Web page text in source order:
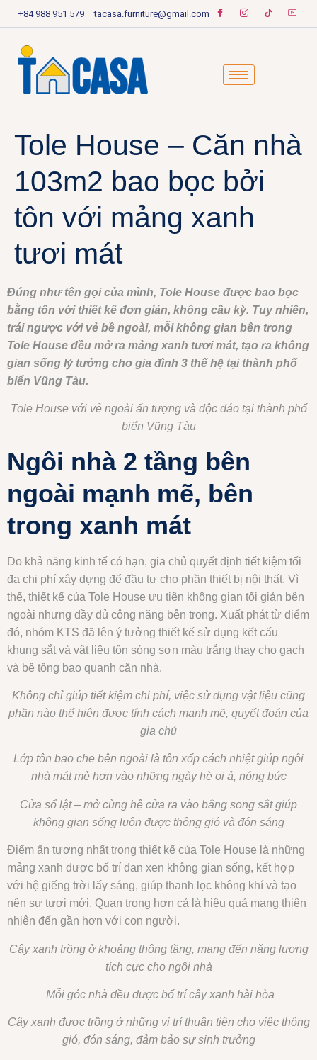
+84 988 951 579 tacasa.furniture@gmail.com
Tole House – Căn nhà
103m2 bao bọc bởi
tôn với mảng xanh
tươi mát
Đúng như tên gọi của mình, Tole House được bao bọc
bằng tôn với thiết kế đơn giản, không cầu kỳ. Tuy nhiên,
trái ngược với vẻ bề ngoài, mỗi không gian bên trong
Tole House đều mở ra mảng xanh tươi mát, tạo ra không
gian sống lý tưởng cho gia đình 3 thế hệ tại thành phố
biển Vũng Tàu.
Tole House với vẻ ngoài ấn tượng và độc đáo tại thành phố
biển Vũng Tàu
Ngôi nhà 2 tầng bên
ngoài mạnh mẽ, bên
trong xanh mát
Do khả năng kinh tế có hạn, gia chủ quyết định tiết kiệm tối
đa chi phí xây dựng để đầu tư cho phần thiết bị nội thất. Vì
thế, thiết kế của Tole House ưu tiên không gian tối giản bên
ngoài nhưng đầy đủ công năng bên trong. Xuất phát từ điểm
đó, nhóm KTS đã lên ý tưởng thiết kế sử dụng kết cấu
khung sắt và vật liệu tôn sóng sơn màu trắng thay cho gạch
và bê tông bao quanh căn nhà.
Không chỉ giúp tiết kiệm chi phí, việc sử dụng vật liệu cũng
phần nào thể hiện được tính cách mạnh mẽ, quyết đoán của
gia chủ
Lớp tôn bao che bên ngoài là tôn xốp cách nhiệt giúp ngôi
nhà mát mẻ hơn vào những ngày hè oi ả, nóng bức
Cửa sổ lật – mở cùng hệ cửa ra vào bằng song sắt giúp
không gian sống luôn được thông gió và đón sáng
Điểm ấn tượng nhất trong thiết kế của Tole House là những
mảng xanh được bố trí đan xen không gian sống, kết hợp
với hệ giếng trời lấy sáng, giúp thanh lọc không khí và tạo
nên sự tươi mới. Quan trọng hơn cả là hiệu quả mang thiên
nhiên đến gần hơn với con người.
Cây xanh trồng ở khoảng thông tầng, mang đến năng lượng
tích cực cho ngôi nhà
Mỗi góc nhà đều được bố trí cây xanh hài hòa
Cây xanh được trồng ở những vị trí thuận tiện cho việc thông
gió, đón sáng, đảm bảo sự sinh trưởng